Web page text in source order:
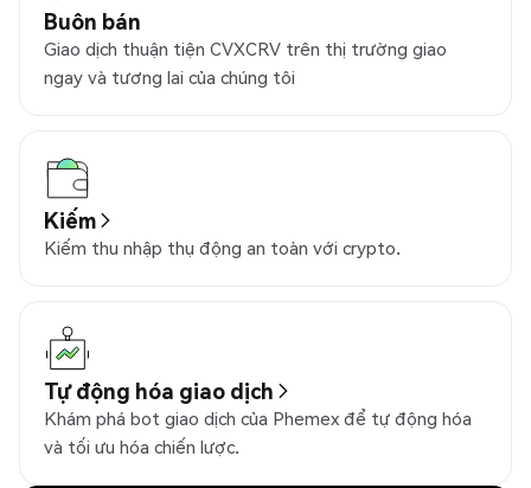
Buôn bán
Giao dịch thuận tiện CVXCRV trên thị trường giao
ngay và tương lai của chúng tôi
Kiếm
Kiếm thu nhập thụ động an toàn với crypto.
Tự động hóa giao dịch
Khám phá bot giao dịch của Phemex để tự động hóa
và tối ưu hóa chiến lược.